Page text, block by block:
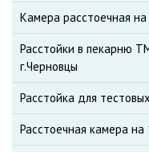
Камера расстоечная на
Расстойки в пекарню
г.Черновцы
Расстойка для
Расстоечная камера